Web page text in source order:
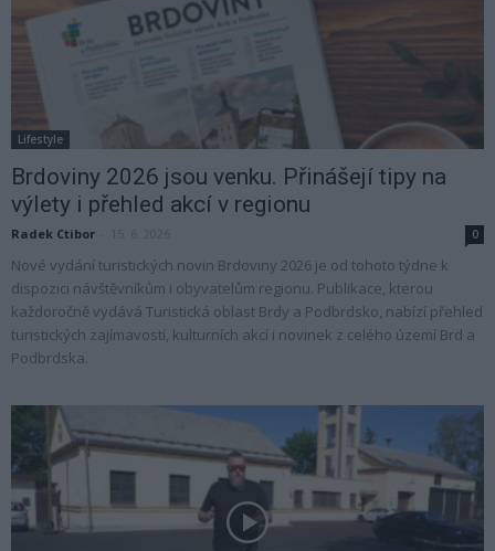
Lifestyle
Brdoviny 2026 jsou venku. Přinášejí tipy na
výlety i přehled akcí v regionu
Radek Ctibor 0
Nové vydání turistických novin Brdoviny 2026 je od tohoto týdne k
dispozici návštěvníkům i obyvatelům regionu. Publikace, kterou
každoročně vydává Turistická oblast Brdy a Podbrdsko, nabízí přehled
turistických zajímavostí, kulturních akcí i novinek z celého území Brd a
Podbrdska.